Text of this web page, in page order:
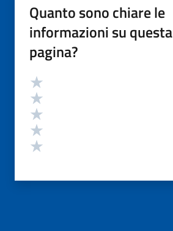
Quanto sono chiare le
informazioni su questa
pagina?
Valutazione